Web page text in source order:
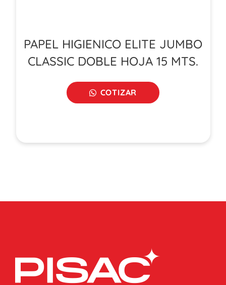
PAPEL HIGIENICO ELITE JUMBO
CLASSIC DOBLE HOJA 15 MTS.
COTIZAR